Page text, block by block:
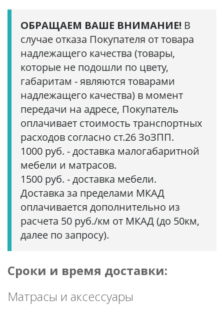
ОБРАЩАЕМ ВАШЕ ВНИМАНИЕ! В
случае отказа Покупателя от товара
надлежащего качества (товары,
которые не подошли по цвету,
габаритам - являются товарами
надлежащего качества) в момент
передачи на адресе, Покупатель
оплачивает стоимость транспортных
расходов согласно ст.26 ЗоЗПП.
1000 руб. - доставка малогабаритной
мебели и матрасов.
1500 руб. - доставка мебели.
Доставка за пределами МКАД
оплачивается дополнительно из
расчета 50 руб./км от МКАД (до 50км,
далее по запросу).
Сроки и время доставки:
Матрасы и аксессуары